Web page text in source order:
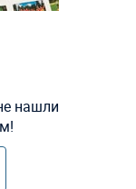
нашли